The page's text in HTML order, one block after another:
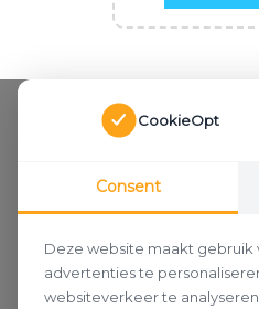
CookieOpt
Consent
Deze website maakt gebruik
advertenties te
websiteverkeer te